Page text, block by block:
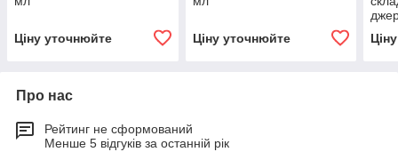
Ціну уточнюйте Ціну уточнюйте
Про нас
Рейтинг не сформований
Менше 5 відгуків за останній рік